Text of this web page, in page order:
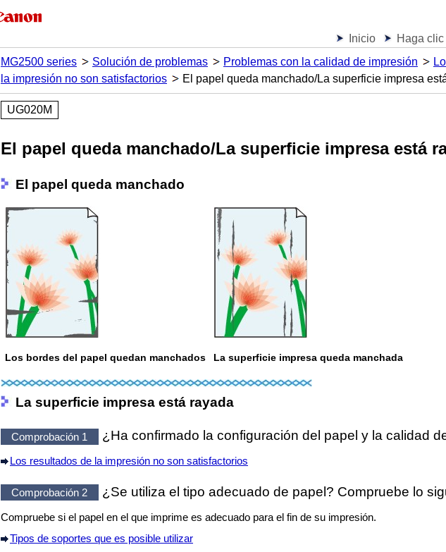
Inicio
Haga
MG2500 series
Solución de problemas Problemas con la calidad de impresión
la impresión no son satisfactorios
El papel queda manchado/La superficie impresa
UG020M
El papel queda manchado/La superficie impresa está
El papel queda manchado
Los bordes del papel quedan manchados La superficie impresa queda manchada
La superficie impresa está rayada
Comprobación 1 ¿Ha confirmado la configuración del papel y la calidad
Los resultados de la impresión no son satisfactorios
Comprobación 2 ¿Se utiliza el tipo adecuado de papel? Compruebe lo
Compruebe si el papel en el que imprime es adecuado para el fin de su impresión.
Tipos de soportes que es posible utilizar